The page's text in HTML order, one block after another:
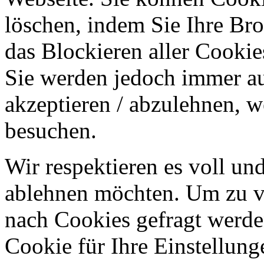
löschen, indem Sie Ihre
das Blockieren aller
Sie werden jedoch immer
akzeptieren / abzulehnen,
besuchen.
Wir respektieren es voll
ablehnen möchten. Um zu
nach Cookies gefragt
Cookie für Ihre